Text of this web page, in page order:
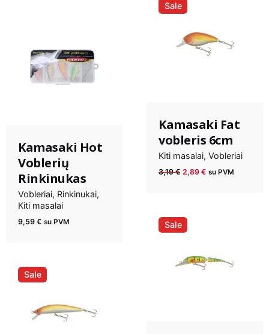
Sale
Kamasaki Fat
vobleris 6cm
Kiti masalai Vobleriai
3,19€ Anksčiau
2,89 €Dabartinė
su PVM
Kamasaki Hot
Voblerių
Rinkinukas
Vobleriai Rinkinukai
Kiti masalai
9,59 € su PVM Sale
Sale